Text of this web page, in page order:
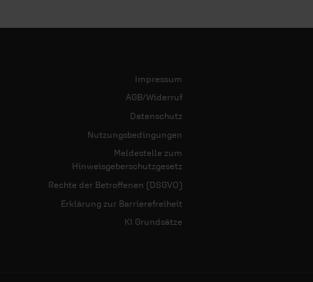
Impressum
AGB/Widerruf
Datenschutz
Nutzungsbedingungen
Meldestelle zum
Hinweisgeberschutzgesetz
Rechte der Betroffenen (DSGVO)
Erklärung zur Barrierefreiheit
KI Grundsätze